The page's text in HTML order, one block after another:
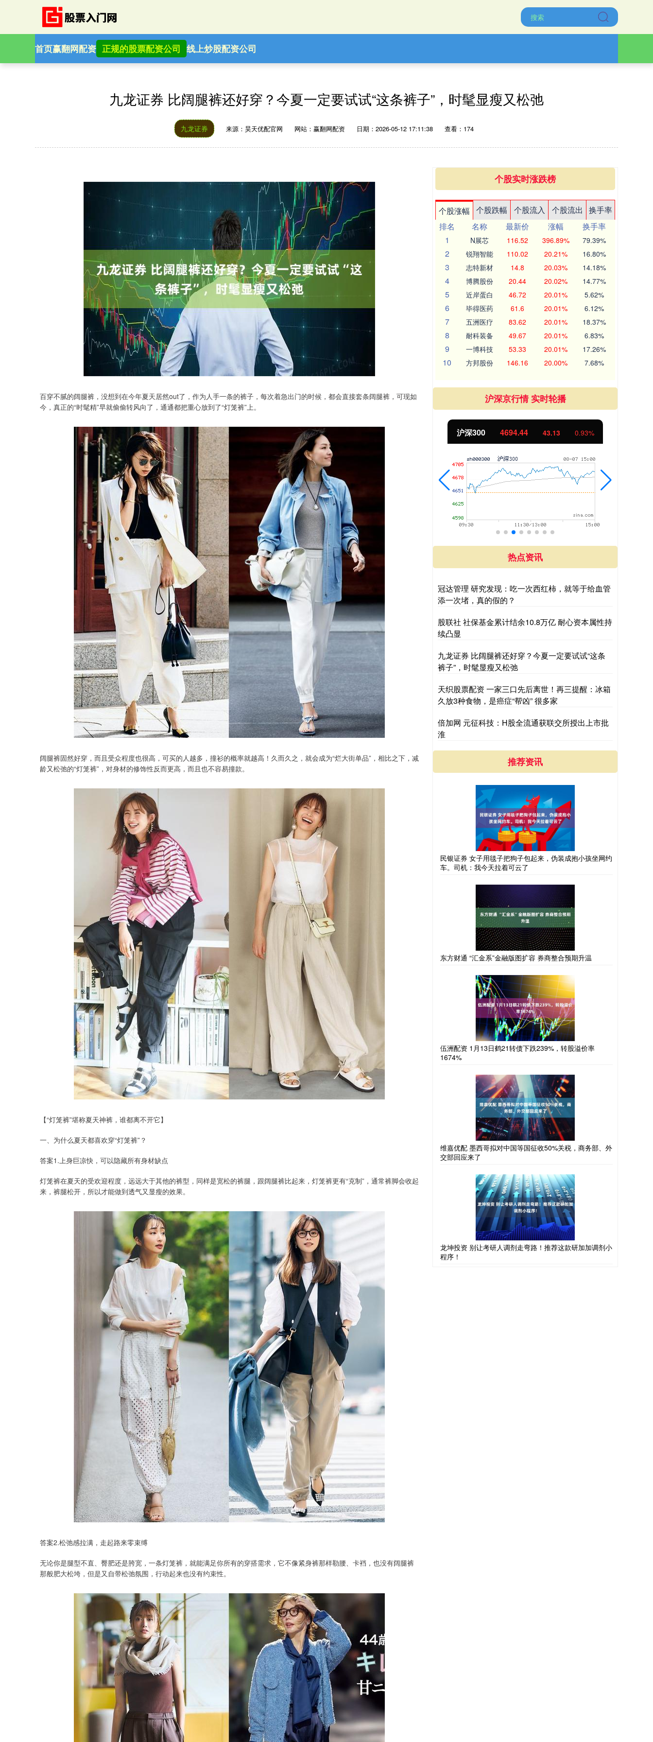
首页赢翻网配资 正规的股票配资公司 线上炒股配资公司
九龙证券 比阔腿裤还好穿？今夏一定要试试“这条裤子”，时髦显瘦又松弛
九龙证券 来源：昊天优配官网 网站：赢翻网配资 日期：2026-05-12 17:11:38 查看：174
百穿不腻的阔腿裤，没想到在今年夏天居然out了，作为人手一条的裤子，每次着急出门的时候，都会直接套条阔腿裤，可现如
今，真正的“时髦精”早就偷偷转风向了，通通都把重心放到了“灯笼裤”上。
阔腿裤固然好穿，而且受众程度也很高，可买的人越多，撞衫的概率就越高！久而久之，就会成为“烂大街单品”，相比之下，减
龄又松弛的“灯笼裤”，对身材的修饰性反而更高，而且也不容易撞款。
【“灯笼裤”堪称夏天神裤，谁都离不开它】
一、为什么夏天都喜欢穿“灯笼裤”？
答案1.上身巨凉快，可以隐藏所有身材缺点
灯笼裤在夏天的受欢迎程度，远远大于其他的裤型，同样是宽松的裤腿，跟阔腿裤比起来，灯笼裤更有“克制”，通常裤脚会收起
来，裤腿松开，所以才能做到透气又显瘦的效果。
答案2.松弛感拉满，走起路来零束缚
无论你是腿型不直、臀肥还是胯宽，一条灯笼裤，就能满足你所有的穿搭需求，它不像紧身裤那样勒腰、卡裆，也没有阔腿裤
那般肥大松垮，但是又自带松弛氛围，行动起来也没有约束性。
个股实时涨跌榜
个股涨幅 个股跌幅 个股流入 个股流出
换手率
排名
名称 最新价 涨幅
换手率
1
N展芯 116.52 396.89% 79.39%
2 锐翔智能 110.02 20.21% 16.80%
3 志特新材 14.8 20.03% 14.18%
4 博腾股份 20.44 20.02% 14.77%
5 近岸蛋白 46.72 20.01% 5.62%
6 毕得医药 61.6 20.01% 6.12%
7 五洲医疗 83.62 20.01% 18.37%
8 耐科装备 49.67 20.01% 6.83%
9 一博科技 53.33 20.01% 17.26%
10 方邦股份 146.16 20.00% 7.68%
沪深京行情 实时轮播
深证成指 14311.01 1.42% 沪深300 4694.44 北证50 1134.24 11.37 1.01%
热点资讯
冠达管理 研究发现：吃一次西红柿，就等于给血管
添一次堵，真的假的？
股联社 社保基金累计结余10.8万亿 耐心资本属性持
续凸显
九龙证券 比阔腿裤还好穿？今夏一定要试试“这条
裤子”，时髦显瘦又松弛
天织股票配资 一家三口先后离世！再三提醒：冰箱
久放3种食物，是癌症“帮凶” 很多家
倍加网 元征科技：H股全流通获联交所授出上市批
淮
推荐资讯
民银证券 女子用毯子把狗子包起来，伪装成抱小孩坐网约
车。司机：我今天拉着可云了
东方财通 “汇金系”金融版图扩容 券商整合预期升温
伍洲配资 1月13日鹤21转债下跌239%，转股溢价率
1674%
维嘉优配 墨西哥拟对中国等国征收50%关税，商务部、外
交部回应来了
龙坤投资 别让考研人调剂走弯路！推荐这款研加加调剂小
程序！